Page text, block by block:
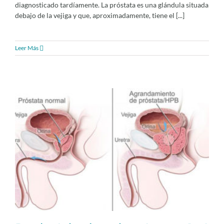
diagnosticado tardíamente. La próstata es una glándula situada
debajo de la vejiga y que, aproximadamente, tiene el [...]
Leer Más